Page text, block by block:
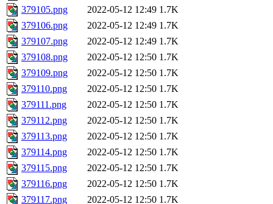
379105.png
2022-05-12 12:49 1.7K
379106.png
2022-05-12 12:49 1.7K
379107.png
2022-05-12 12:49 1.7K
379108.png
2022-05-12 12:50 1.7K
379109.png
2022-05-12 12:50 1.7K
379110.png
2022-05-12 12:50 1.7K
379111.png
2022-05-12 12:50 1.7K
379112.png
2022-05-12 12:50 1.7K
379113.png
2022-05-12 12:50 1.7K
379114.png
2022-05-12 12:50 1.7K
379115.png
2022-05-12 12:50 1.7K
379116.png
2022-05-12 12:50 1.7K
379117.png
2022-05-12 12:50 1.7K